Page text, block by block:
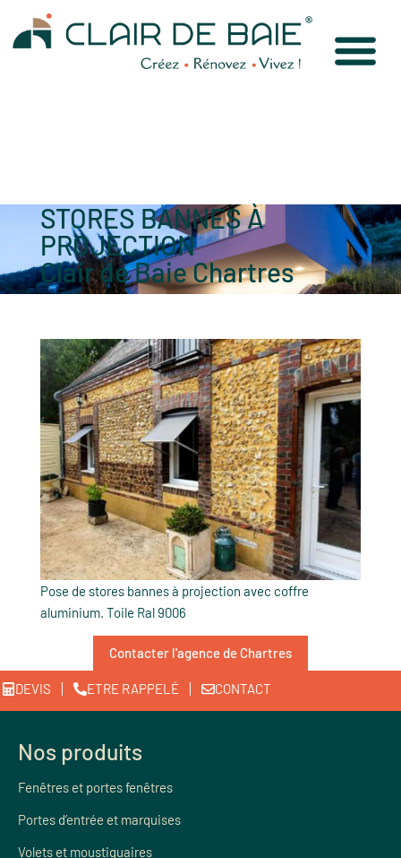
STORES BANNES À
PROJECTION
Clair de Baie Chartres
Pose de stores bannes à projection avec coffre
aluminium. Toile Ral 9006
Contacter l'agence de Chartres
DEVIS ETRE RAPPELÉ CONTACT
Nos produits
Fenêtres et portes fenêtres
Portes d’entrée et marquises
Volets et moustiquaires